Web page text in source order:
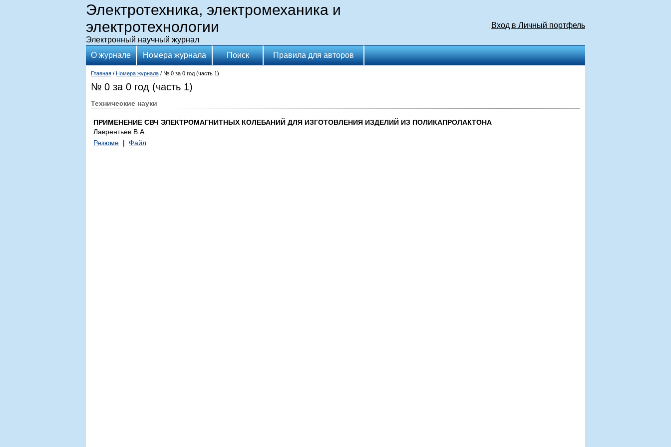
Электротехника, электромеханика и
электротехнологии
Электронный научный журнал
Вход в Личный портфель
О журнале Номера журнала Поиск Правила для авторов
Главная / Номера журнала / № 0 за 0 год (часть 1)
№ 0 за 0 год (часть 1)
Технические науки
ПРИМЕНЕНИЕ СВЧ ЭЛЕКТРОМАГНИТНЫХ КОЛЕБАНИЙ ДЛЯ ИЗГОТОВЛЕНИЯ ИЗДЕЛИЙ ИЗ ПОЛИКАПРОЛАКТОНА
Лаврентьев В.А.
Резюме | Файл